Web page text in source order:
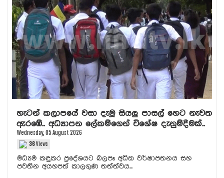
හැටන් කලාපයේ වසා දැමූ සියලු පාසල් හෙට නැවත
ඇරඹේ.. අධ්‍යාපන ලේකම්ගෙන් විශේෂ දැනුම්දීමක්..
Wednesday, 05 August 2026
36Views
මධ්‍යම කඳුකර ප්‍රදේශයට බලපෑ අධික වර්ෂාපතනය සහ
පවතින අයහපත් කාලගුණ තත්ත්වය...